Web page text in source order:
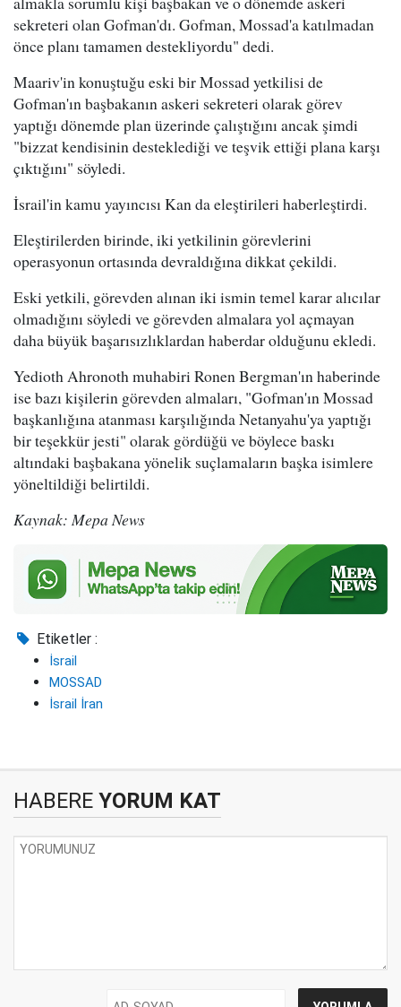
sekreteri olan Gofman'dı. Gofman, Mossad'a katılmadan
önce planı tamamen destekliyordu" dedi.
Maariv'in konuştuğu eski bir Mossad yetkilisi de
Gofman'ın başbakanın askeri sekreteri olarak görev
yaptığı dönemde plan üzerinde çalıştığını ancak şimdi
"bizzat kendisinin desteklediği ve teşvik ettiği plana karşı
çıktığını" söyledi.
İsrail'in kamu yayıncısı Kan da eleştirileri haberleştirdi.
Eleştirilerden birinde, iki yetkilinin görevlerini
operasyonun ortasında devraldığına dikkat çekildi.
Eski yetkili, görevden alınan iki ismin temel karar alıcılar
olmadığını söyledi ve görevden almalara yol açmayan
daha büyük başarısızlıklardan haberdar olduğunu ekledi.
Yedioth Ahronoth muhabiri Ronen Bergman'ın haberinde
ise bazı kişilerin görevden almaları, "Gofman'ın Mossad
başkanlığına atanması karşılığında Netanyahu'ya yaptığı
bir teşekkür jesti" olarak gördüğü ve böylece baskı
altındaki başbakana yönelik suçlamaların başka isimlere
yöneltildiği belirtildi.
Kaynak: Mepa News
Etiketler :
İsrail
MOSSAD
İsrail İran
HABERE YORUM KAT